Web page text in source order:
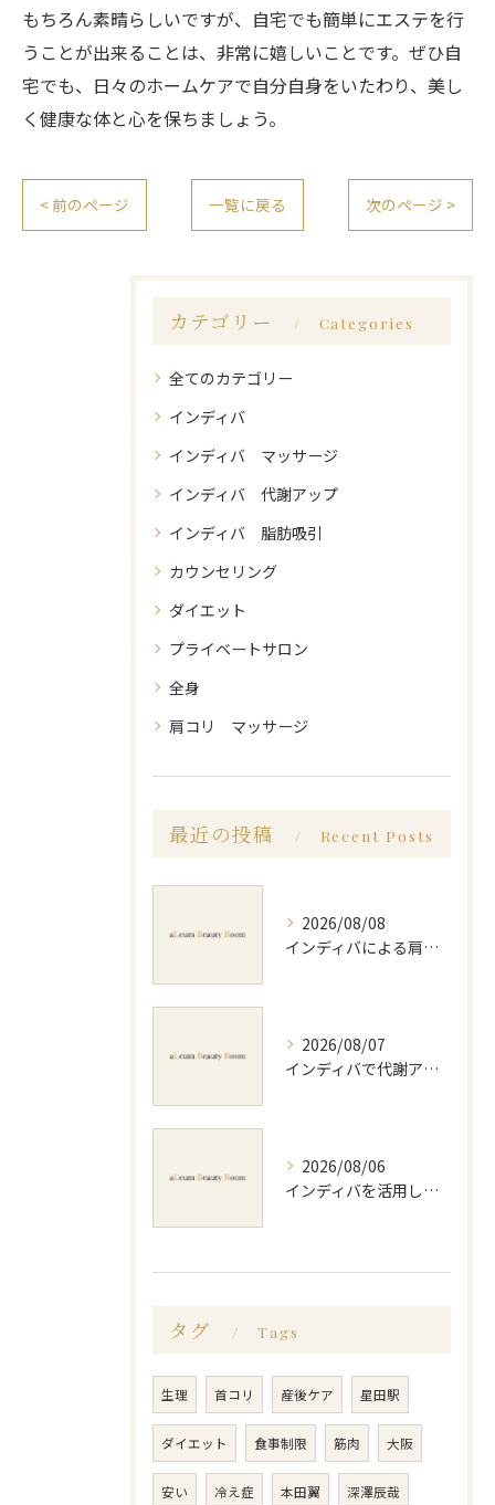
もちろん素晴らしいですが、自宅でも簡単にエステを行
うことが出来ることは、非常に嬉しいことです。ぜひ自
宅でも、日々のホームケアで自分自身をいたわり、美し
く健康な体と心を保ちましょう。
< 前のページ 一覧に戻る 次のページ >
カテゴリー Categories
全てのカテゴリー
インディバ
インディバ マッサージ
インディバ 代謝アップ
インディバ 脂肪吸引
カウンセリング
ダイエット
プライベートサロン
全身
肩コリ マッサージ
最近の投稿 Recent Posts
2026/08/08
インディバによる肩コリ施術の効果と回数の目安を徹底解説
2026/08/07
インディバで代謝アップ体験効果とビフォーアフター徹底解説
2026/08/06
インディバを活用した足痩せ方法とセルライトやむくみ改善のポイント
タグ Tags
生理 首コリ 産後ケア 星田駅
ダイエット 食事制限 筋肉 大阪
安い 冷え症 本田翼 深澤辰哉